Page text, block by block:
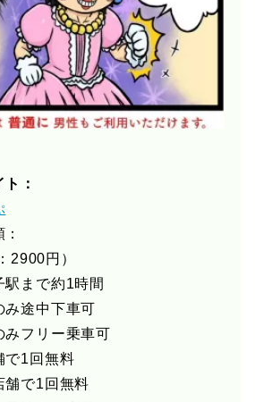
：
2900円）
まで約1時間
み途中下車可
みフリー乗車可
で1回無料
舗で1回無料